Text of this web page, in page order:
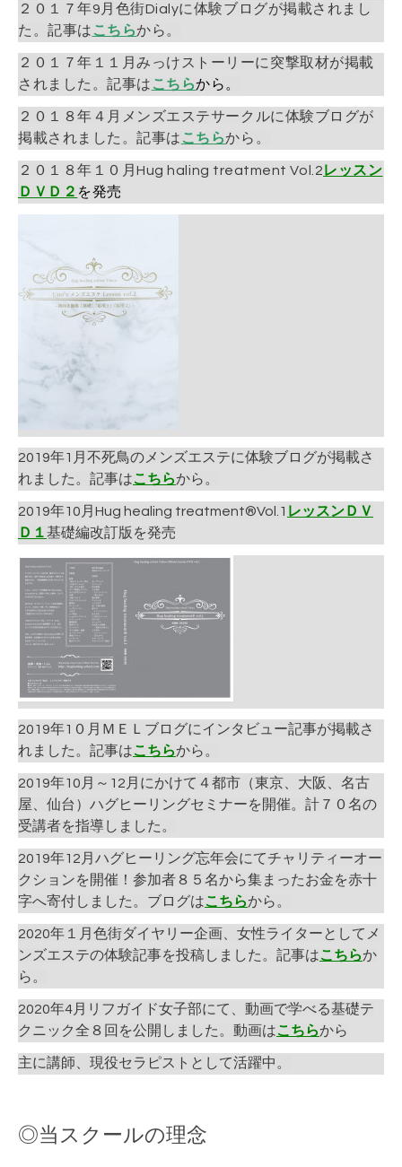
２０１７年9月色街Dialyに体験ブログが掲載されまし
た。記事は こちらから。
２０１７年１１月みっけストーリーに突撃取材が掲載
されました。記事は こちらから。
２０１８年４月メンズエステサークルに体験ブログが
掲載されました。記事は こちらから。
２０１８年１０月Hug haling treatment Vol.2レッスン
ＤＶＤ２ を発売
2019年1月不死鳥のメンズエステに体験ブログが掲載さ
れました。記事はこちらから。
2019年10月Hug healing treatment®Vol.1 レッスンＤＶ
Ｄ１基礎編改訂版を発売
2019年1０月ＭＥＬブログにインタビュー記事が掲載さ
れました。記事はこちらから。
2019年10月～12月にかけて４都市（東京、大阪、名古
屋、仙台）ハグヒーリングセミナーを開催。計７０名の
受講者を指導しました。
2019年12月ハグヒーリング忘年会にてチャリティーオー
クションを開催！参加者８５名から集まったお金を赤十
字へ寄付しました。ブログはこちらから。
2020年１月色街ダイヤリー企画、女性ライターとしてメ
ンズエステの体験記事を投稿しました。記事はこちらか
ら。
2020年4月リフガイド女子部にて、動画で学べる基礎テ
クニック全８回を公開しました。動画はこちらから
主に講師、現役セラピストとして活躍中。
◎当スクールの理念